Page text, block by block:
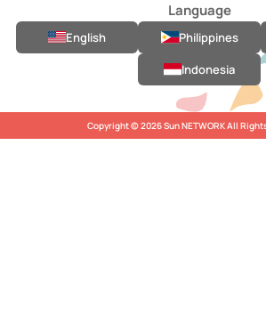
Language
English Philippines
Indonesia
Copyright © 2026 Sun NETWORK All